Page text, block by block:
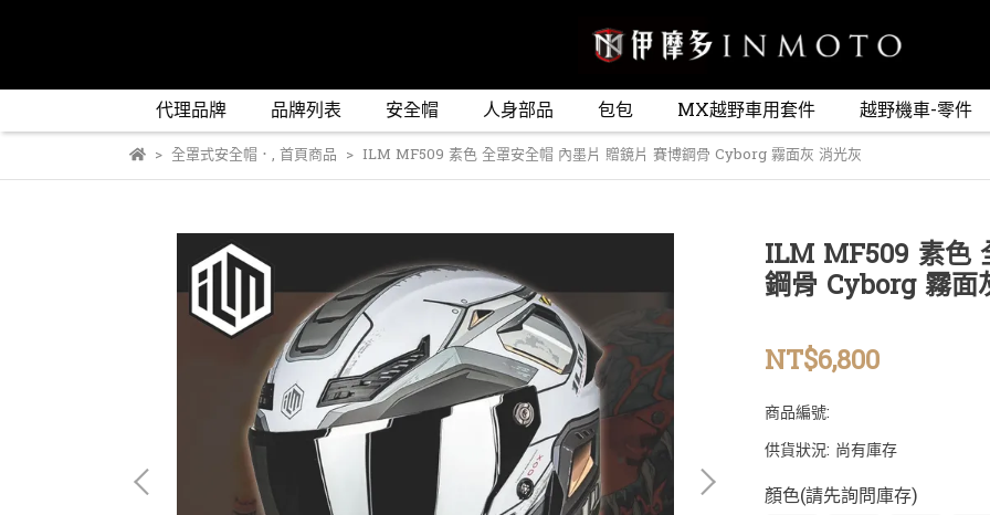
代理品牌 品牌列表 安全帽 人身部品 包包 MX越野車用套件 越野機車-零件
全罩式安全帽． , 首頁商品 ILM MF509 素色 全罩安全帽 內墨片 贈鏡片 賽博鋼骨 Cyborg 霧面灰 消光灰
ILM MF509 素色
鋼骨 Cyborg 霧面
NT$6,800
商品編號:
供貨狀況: 尚有庫存
顏色(請先詢問庫存)